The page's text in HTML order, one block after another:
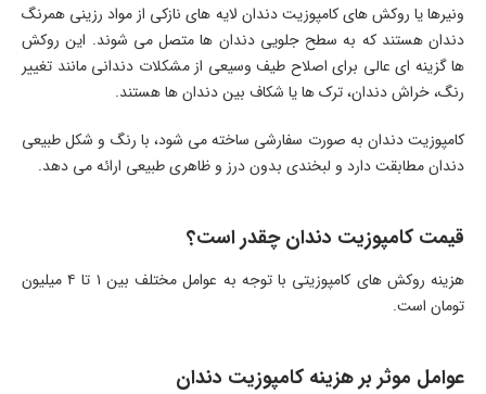
ونیرها یا روکش های کامپوزیت دندان لایه‌ های نازکی از مواد رزینی همرنگ
دندان هستند که به سطح جلویی دندان ‌ها متصل می‌ شوند. این روکش
ها گزینه ای عالی برای اصلاح طیف وسیعی از مشکلات دندانی مانند تغییر
رنگ، خراش دندان، ترک ها یا شکاف بین دندان ها هستند.
کامپوزیت دندان به صورت سفارشی ساخته می شود، با رنگ و شکل طبیعی
دندان مطابقت دارد و لبخندی بدون درز و ظاهری طبیعی ارائه می دهد.
قیمت کامپوزیت دندان چقدر است؟
هزینه روکش های کامپوزیتی با توجه به عوامل مختلف بین ۱ تا ۴ میلیون
تومان است.
عوامل موثر بر هزینه کامپوزیت دندان